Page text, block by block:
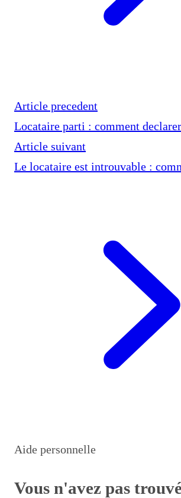
Article precedent
Locataire parti : comment
Article suivant
Le locataire est introuvable :
Aide personnelle
Vous n'avez pas